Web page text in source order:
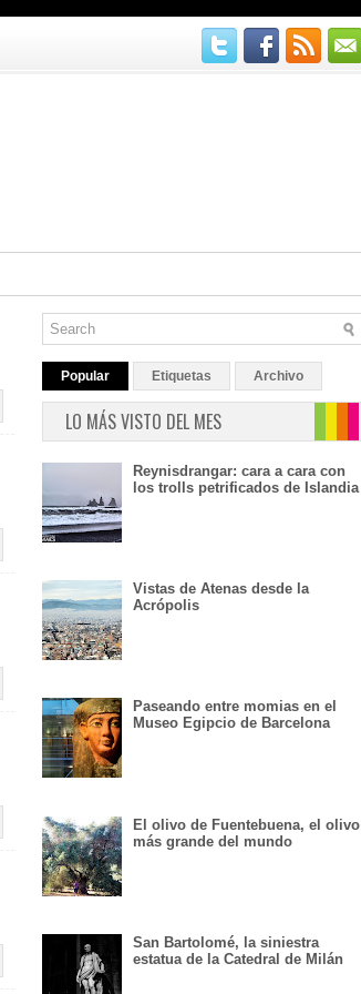
Popular Etiquetas Archivo
LO MÁS VISTO DEL MES
Reynisdrangar: cara a cara con
los trolls petrificados de Islandia
Vistas de Atenas desde la
Acrópolis
Paseando entre momias en el
Museo Egipcio de Barcelona
El olivo de Fuentebuena, el olivo
más grande del mundo
San Bartolomé, la siniestra
estatua de la Catedral de Milán